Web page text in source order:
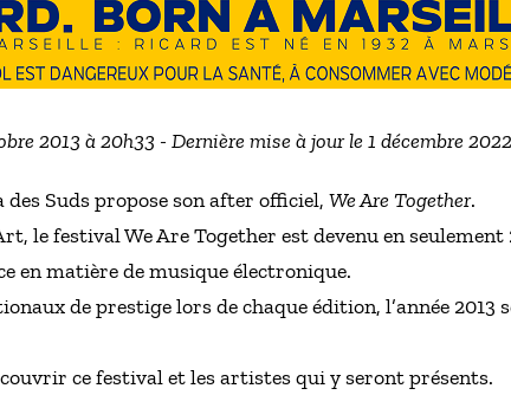
2013 à 20h33 - Dernière mise à jour le 1 décembre
des Suds propose son after officiel, We Are Together.
le festival We Are Together est devenu en
en matière de musique électronique.
de prestige lors de chaque édition, l’année 2013
ce festival et les artistes qui y seront présents.